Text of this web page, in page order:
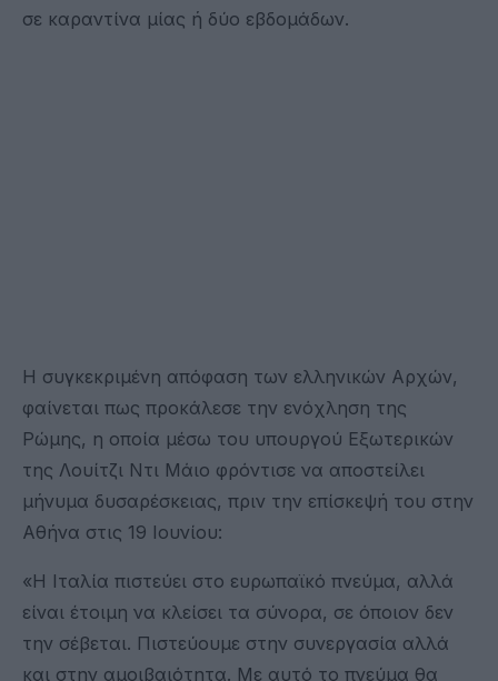
σε καραντίνα μίας ή δύο εβδομάδων.
Η συγκεκριμένη απόφαση των ελληνικών Αρχών,
φαίνεται πως προκάλεσε την ενόχληση της
Ρώμης, η οποία μέσω του υπουργού Eξωτερικών
της Λουίτζι Ντι Μάιο φρόντισε να αποστείλει
μήνυμα δυσαρέσκειας, πριν την επίσκεψή του στην
Αθήνα στις 19 Ιουνίου:
«Η Ιταλία πιστεύει στο ευρωπαϊκό πνεύμα, αλλά
είναι έτοιμη να κλείσει τα σύνορα, σε όποιον δεν
την σέβεται. Πιστεύουμε στην συνεργασία αλλά
και στην αμοιβαιότητα. Με αυτό το πνεύμα θα